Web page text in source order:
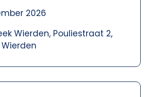
2026
Wierden, Pouliestraat 2,
Wierden